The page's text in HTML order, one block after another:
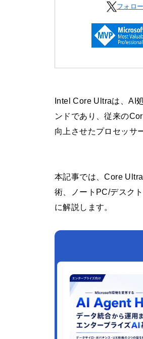
フォロ
Intel Core Ultraは、AI
ンドであり、従来の
向上させたプロセッサ
本記事では、Core
術、ノートPC/デスク
に解説します。